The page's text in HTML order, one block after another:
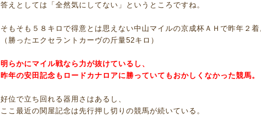
答えとしては「全然気にしてない」というところですね。
そもそも５８キロで得意とは思えない中山マイルの京成杯ＡＨで昨年２着
（勝ったエクセラントカーヴの斤量52キロ）
明らかにマイル戦なら力が抜けているし、
昨年の安田記念もロードカナロアに勝っていてもおかしくなかった競馬。
好位で立ち回れる器用さはあるし、
ここ最近の関屋記念は先行押し切りの競馬が続いている。